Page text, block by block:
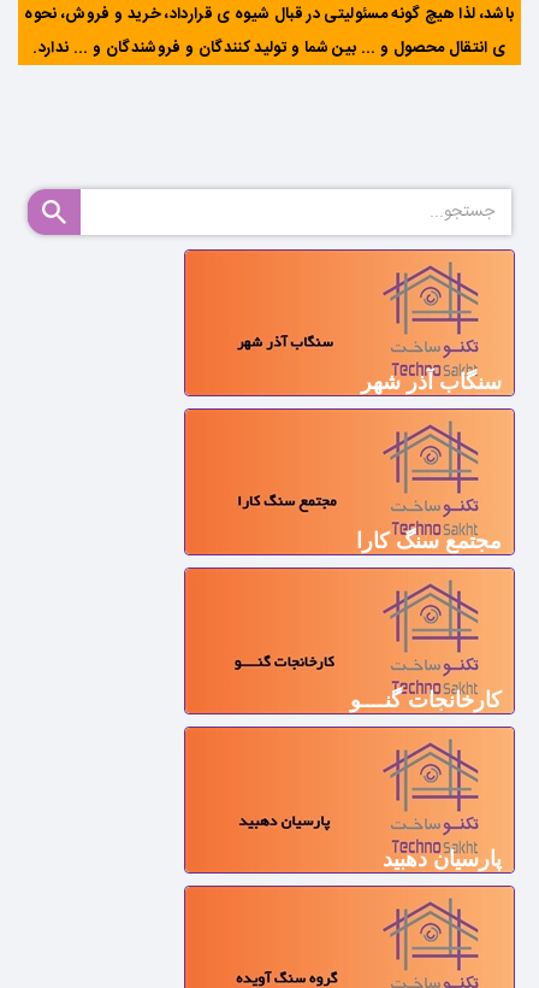
باشد، لذا هیچ گونه مسئولیتی در قبال شیوه ی قرارداد، خرید و فروش، نحوه
ی انتقال محصول و ... بین شما و تولید کنندگان و فروشندگان و ... ندارد.
سنگاب آذر شهر
مجتمع سنگ کارا
کارخانجات گنــــو
پارسیان دهبید